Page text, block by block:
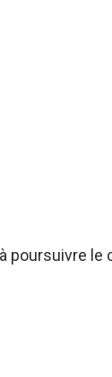
poursuivre